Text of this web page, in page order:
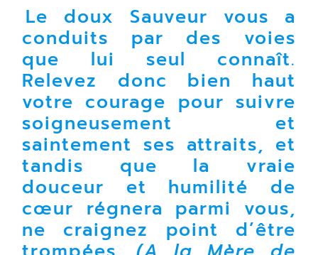
Le doux Sauveur vous a
conduits par des voies
que lui seul connaît.
Relevez donc bien haut
votre courage pour suivre
soigneusement et
saintement ses attraits, et
tandis que la vraie
douceur et humilité de
cœur régnera parmi vous,
ne craignez point d’être